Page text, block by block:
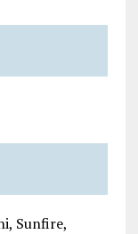
Sunfire,